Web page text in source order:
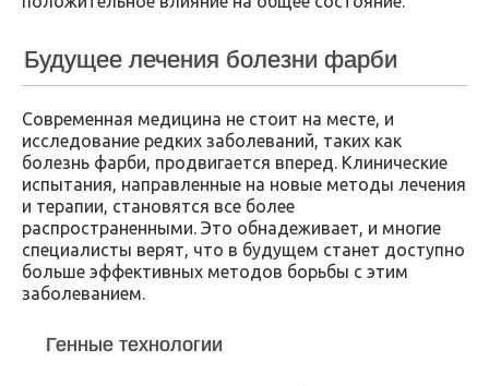
Будущее лечения болезни фарби
Современная медицина не стоит на месте, и
исследование редких заболеваний, таких как
болезнь фарби, продвигается вперед. Клинические
испытания, направленные на новые методы лечения
и терапии, становятся все более
распространенными. Это обнадеживает, и многие
специалисты верят, что в будущем станет доступно
больше эффективных методов борьбы с этим
заболеванием.
Генные технологии